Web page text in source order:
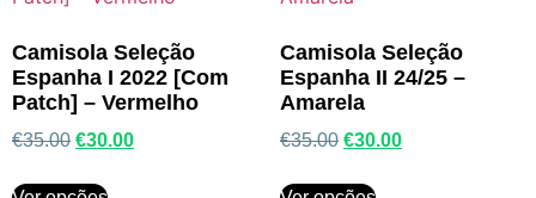
Camisola Seleção
Espanha I 2022 [Com
Patch] – Vermelho
€35.00 €30.00
Camisola Seleção
Espanha II 24/25 –
Amarela
€35.00 €30.00